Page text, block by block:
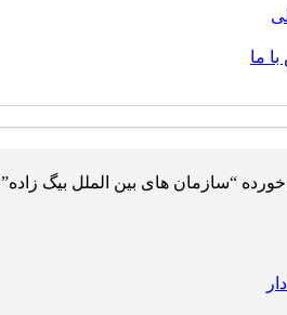
ما
“سازمان های بین الملل بیگ زاده”